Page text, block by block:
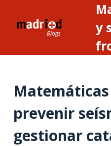
n
y
prevenir
gestionar